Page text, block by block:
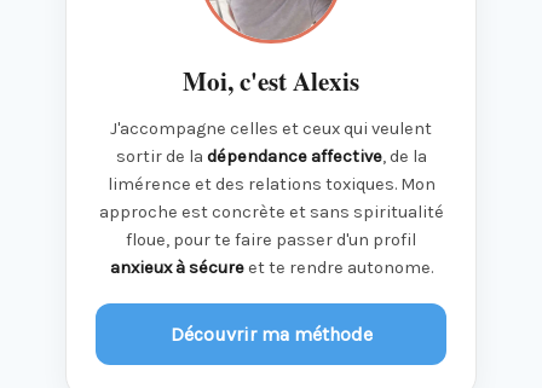
Moi, c'est Alexis
J'accompagne celles et ceux qui veulent
sortir de la dépendance affective, de la
limérence et des relations toxiques. Mon
approche est concrète et sans spiritualité
floue, pour te faire passer d'un profil
anxieux à sécureet te rendre autonome.
Découvrir ma méthode